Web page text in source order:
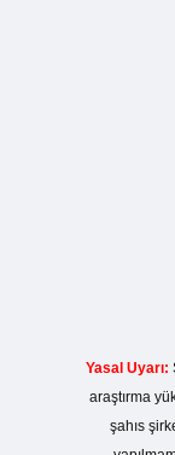
Yasal Uyarı:
araştırma
şahıs